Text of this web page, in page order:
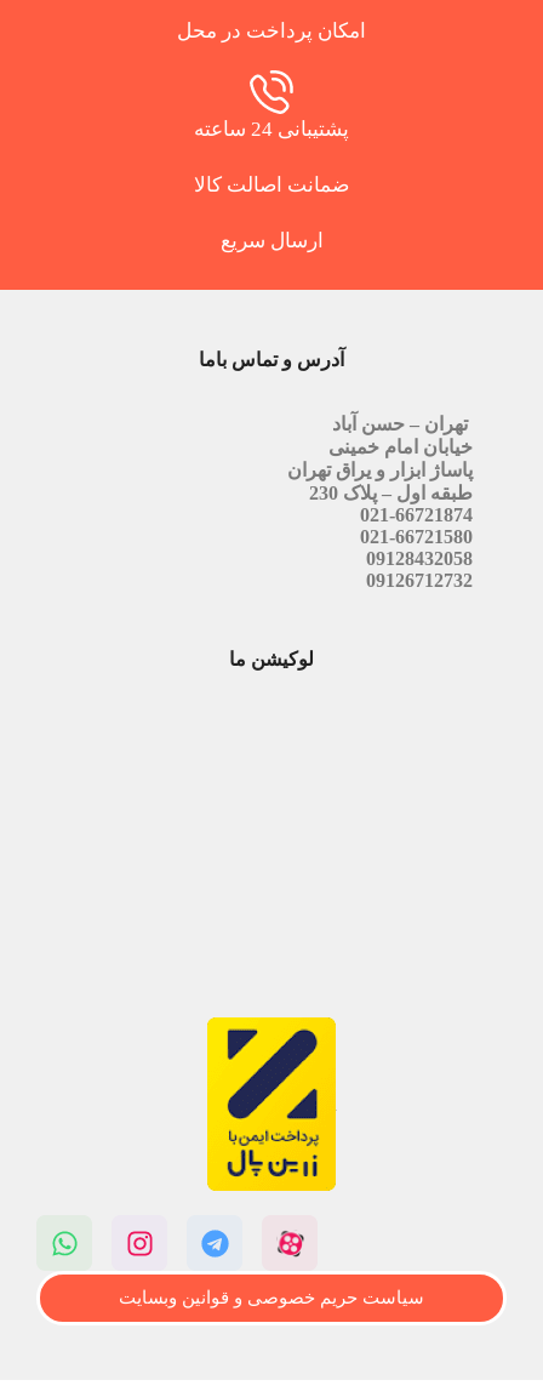
امکان پرداخت در محل
پشتیبانی 24 ساعته
ضمانت اصالت کالا
ارسال سریع
آدرس و تماس باما
تهران – حسن آباد
خیابان امام خمینی
پاساژ ابزار و یراق تهران
طبقه اول – پلاک 230
021-66721874
021-66721580
09128432058
09126712732
لوکیشن ما
سیاست حریم خصوصی و قوانین وبسایت